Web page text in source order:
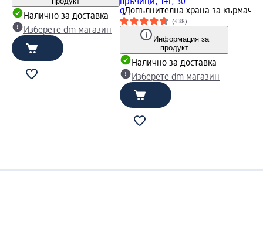
Налично за доставка
Изберете dm магазин
gДопълнителна храна за
(438)
Информация за
продукт
Налично за доставка
Изберете dm магазин